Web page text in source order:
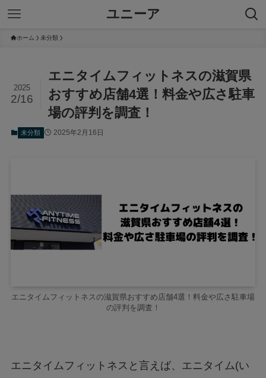
ユニーア
ホーム 未分類
エニタイムフィットネスの滋賀県
おすすめ店舗4選！料金や広さ駐車
場の評判を調査！
2025
2/16
未分類 2025年2月16日
エニタイムフィットネスの滋賀県おすすめ店舗4選！料金や広さ駐車場
の評判を調査！
エニタイムフィットネスと言えば、エニタイム(い